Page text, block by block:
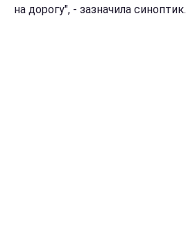
на дорогу", - зазначила синоптик.